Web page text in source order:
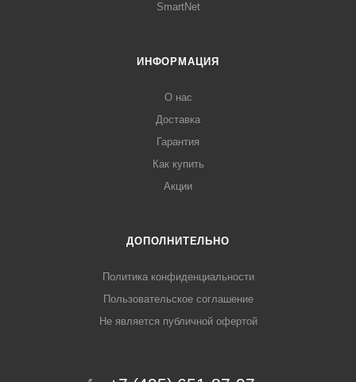
SmartNet
ИНФОРМАЦИЯ
О нас
Доставка
Гарантия
Как купить
Акции
ДОПОЛНИТЕЛЬНО
Политика конфиденциальности
Пользовательское соглашение
Не является публичной офертой